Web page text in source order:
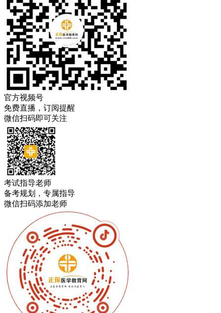
官方视频号
免费直播，订阅提醒
微信扫码即可关注
考试指导老师
备考规划，专属指导
微信扫码添加老师